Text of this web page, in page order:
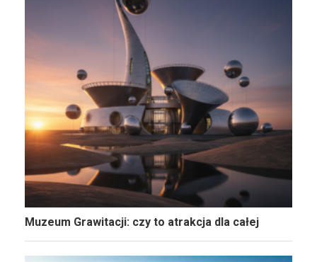
Muzeum Grawitacji: czy to atrakcja dla całej